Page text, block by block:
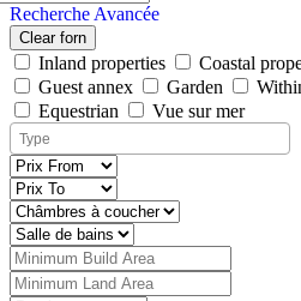
Recherche Avancée
Clear forn
Inland properties Coastal
Guest annex
Garden
Equestrian
Vue sur mer